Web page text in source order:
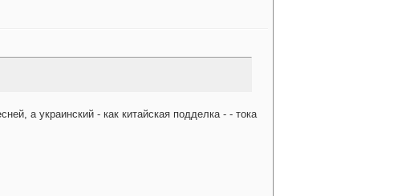
а украинский - как китайская подделка - - тока